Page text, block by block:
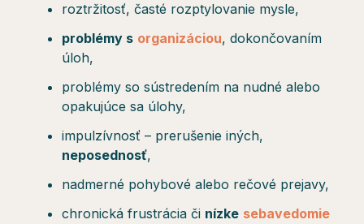
roztržitosť, časté rozptylovanie mysle,
problémy s organizáciou, dokončovaním
úloh,
problémy so sústredením na nudné alebo
opakujúce sa úlohy,
impulzívnosť – prerušenie iných,
neposednosť,
nadmerné pohybové alebo rečové prejavy,
chronická frustrácia či nízke sebavedomie